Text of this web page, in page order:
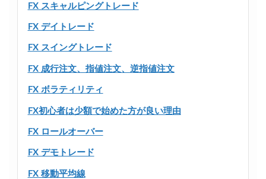
FX スキャルピングトレード
FX デイトレード
FX スイングトレード
FX 成行注文、指値注文、逆指値注文
FX ボラティリティ
FX初心者は少額で始めた方が良い理由
FX ロールオーバー
FX デモトレード
FX 移動平均線